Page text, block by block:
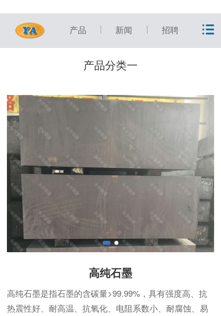
产品 新闻 招聘
产品分类一
高纯石墨
高纯石墨是指石墨的含碳量>99.99%，具有强度高、抗
热震性好、耐高温、抗氧化、电阻系数小、耐腐蚀、易